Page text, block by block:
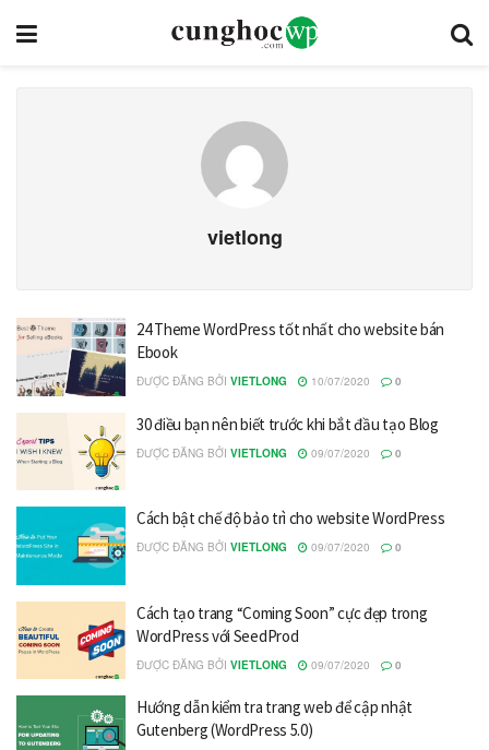
vietlong
24 Theme WordPress tốt nhất cho website bán
Ebook
ĐƯỢC ĐĂNG BỞI VIETLONG 10/07/2020 0
30 điều bạn nên biết trước khi bắt đầu tạo Blog
ĐƯỢC ĐĂNG BỞI VIETLONG 09/07/2020 0
Cách bật chế độ bảo trì cho website WordPress
ĐƯỢC ĐĂNG BỞI VIETLONG 09/07/2020 0
Cách tạo trang “Coming Soon” cực đẹp trong
WordPress với SeedProd
ĐƯỢC ĐĂNG BỞI VIETLONG 09/07/2020 0
Hướng dẫn kiểm tra trang web để cập nhật
Gutenberg (WordPress 5.0)